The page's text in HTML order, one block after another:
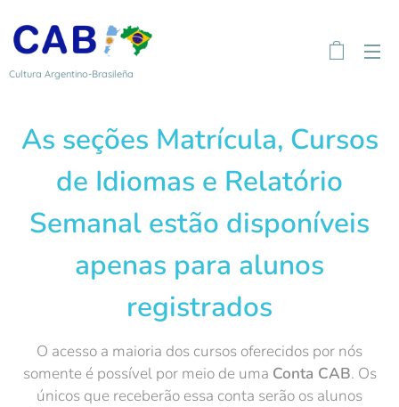
Cultura Argentino-Brasileña
As seções Matrícula, Cursos
de Idiomas e Relatório
Semanal estão disponíveis
apenas para alunos
registrados
O acesso a maioria dos cursos oferecidos por nós
somente é possível por meio de uma Conta CAB. Os
únicos que receberão essa conta serão os alunos